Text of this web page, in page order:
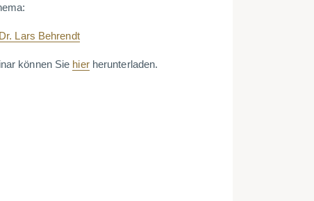
Dr. Lars Behrendt
können Sie hierherunterladen.